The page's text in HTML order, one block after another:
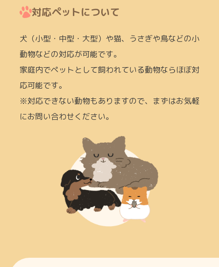
対応ペットについて
犬（小型・中型・大型）や猫、うさぎや鳥などの小
動物などの対応が可能です。
家庭内でペットとして飼われている動物ならほぼ対
応可能です。
※対応できない動物もありますので、まずはお気軽
にお問い合わせください。